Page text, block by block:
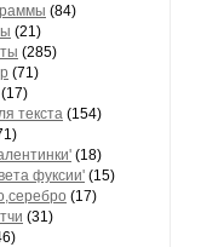
(84)
(21)
(285)
(71)
(17)
текста (154)
(18)
фуксии' (15)
(17)
(31)